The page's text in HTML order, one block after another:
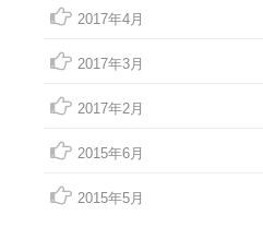
2017年4月
2017年3月
2017年2月
2015年6月
2015年5月